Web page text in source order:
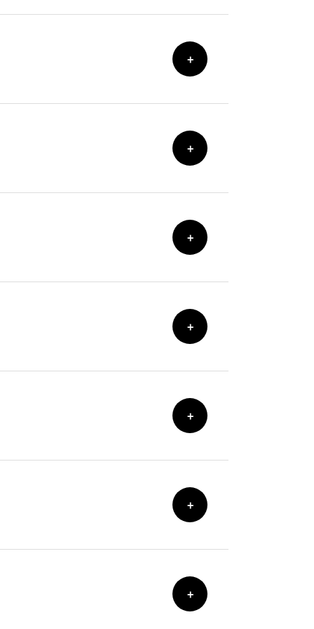
+
+
+
+
+
+
+